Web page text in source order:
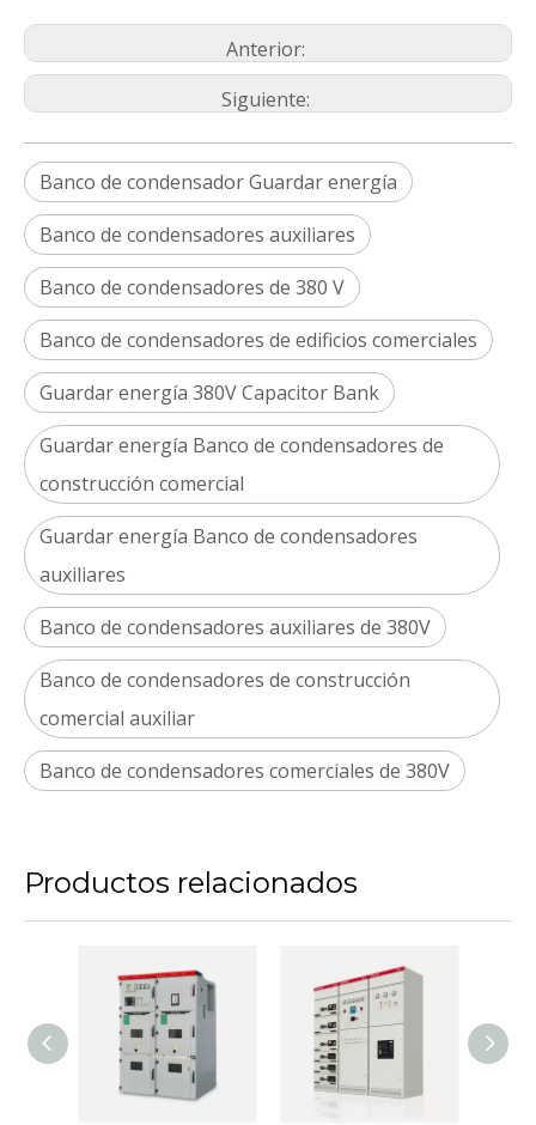
Anterior:
Siguiente:
Banco de condensador Guardar energía
Banco de condensadores auxiliares
Banco de condensadores de 380 V
Banco de condensadores de edificios comerciales
Guardar energía 380V Capacitor Bank
Guardar energía Banco de condensadores de
construcción comercial
Guardar energía Banco de condensadores
auxiliares
Banco de condensadores auxiliares de 380V
Banco de condensadores de construcción
comercial auxiliar
Banco de condensadores comerciales de 380V
Productos relacionados